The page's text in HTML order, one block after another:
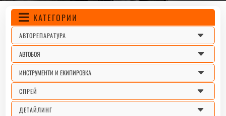
 КАТЕГОРИИ
C
АВТОРЕПАРАТУРА
C
АВТОБОЯ
C
ИНСТРУМЕНТИ И ЕКИПИРОВКА
C
СПРЕЙ
C
ДЕТАЙЛИНГ